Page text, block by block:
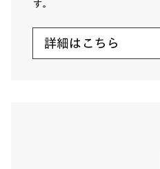
す。
詳細はこちら